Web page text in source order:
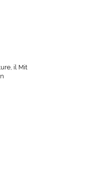
il Mit